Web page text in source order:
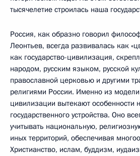
тысячелетие строилась наша
Россия, как образно говорил
Леонтьев, всегда развивалась как
как государство-цивилизация,
народом, русским языком, русской
православной церковью и другими
религиями России. Именно из модели
цивилизации вытекают особенности
государственного устройства. Оно
учитывать национальную,
иных территорий, обеспечивая
Христианство, ислам, буддизм,